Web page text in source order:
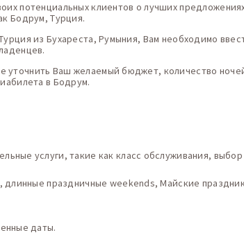
потенциальных клиентов о лучших
Бодрум, Турция.
из Бухареста, Румыния, Вам необходимо
Ваш желаемый бюджет, количество
в Бодрум.
услуги, такие как класс обслуживания,
длинные праздничные weekends, Майские
даты.